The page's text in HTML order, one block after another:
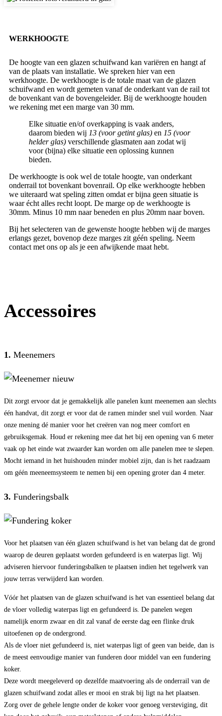
WERKHOOGTE
De hoogte van een glazen schuifwand kan variëren en hangt af
van de plaats van installatie. We spreken hier van een
werkhoogte. De werkhoogte is de totale maat van de glazen
schuifwand en wordt gemeten vanaf de onderkant van de rail tot
de bovenkant van de bovengeleider. Bij de werkhoogte houden
we rekening met een marge van 30 mm.
Elke situatie en/of overkapping is vaak anders,
daarom bieden wij 13 (voor getint glas) en 15 (voor
helder glas) verschillende glasmaten aan zodat wij
voor (bijna) elke situatie een oplossing kunnen
bieden.
De werkhoogte is ook wel de totale hoogte, van onderkant
onderrail tot bovenkant bovenrail. Op elke werkhoogte hebben
we uiteraard wat speling zitten omdat er bijna geen situatie is
waar écht alles recht loopt. De marge op de werkhoogte is
30mm. Minus 10 mm naar beneden en plus 20mm naar boven.
Bij het selecteren van de gewenste hoogte hebben wij de marges
erlangs gezet, bovenop deze marges zit géén speling. Neem
contact met ons op als je een afwijkende maat hebt.
Accessoires
1. Meenemers
Dit zorgt ervoor dat je gemakkelijk alle panelen kunt meenemen aan slechts
één handvat, dit zorgt er voor dat de ramen minder snel vuil worden. Naar
onze mening dé manier voor het creëren van nog meer comfort en
gebruiksgemak. Houd er rekening mee dat het bij een opening van 6 meter
vaak op het einde wat zwaarder kan worden om alle panelen mee te slepen.
Mocht iemand in het huishouden minder mobiel zijn, dan is het raadzaam
om géén meeneemsysteem te nemen bij een opening groter dan 4 meter.
3. Funderingsbalk
Voor het plaatsen van één glazen schuifwand is het van belang dat de grond
waarop de deuren geplaatst worden gefundeerd is en waterpas ligt. Wij
adviseren hiervoor funderingsbalken te plaatsen indien het tegelwerk van
jouw terras verwijderd kan worden.
Vóór het plaatsen van de glazen schuifwand is het van essentieel belang dat
de vloer volledig waterpas ligt en gefundeerd is. De panelen wegen
namelijk enorm zwaar en dit zal vanaf de eerste dag een flinke druk
uitoefenen op de ondergrond.
Als de vloer niet gefundeerd is, niet waterpas ligt of geen van beide, dan is
de meest eenvoudige manier van funderen door middel van een fundering
koker.
Deze wordt meegeleverd op dezelfde maatvoering als de onderrail van de
glazen schuifwand zodat alles er mooi en strak bij ligt na het plaatsen.
Zorg over de gehele lengte onder de koker voor genoeg versteviging, dit